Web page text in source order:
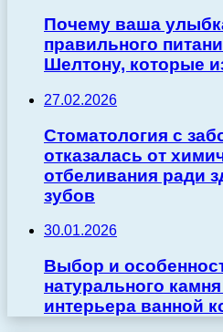
Почему ваша
правильного
Шелтону, которые
27.02.2026
Стоматология с
отказалась от
отбеливания ради
зубов
30.01.2026
Выбор и
натурального
интерьера ванной